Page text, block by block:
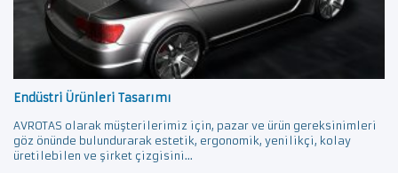
Endüstri Ürünleri Tasarımı
AVROTAS olarak müşterilerimiz için, pazar ve ürün gereksinimleri
göz önünde bulundurarak estetik, ergonomik, yenilikçi, kolay
üretilebilen ve şirket çizgisini...